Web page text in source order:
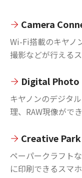
Camera
Wi-Fi搭載のキヤノ
撮影などが行えるス
Digital
キヤノンのデジタ
理、RAW現像がで
Creative Park
ペーパークラフト
に印刷できるスマホ